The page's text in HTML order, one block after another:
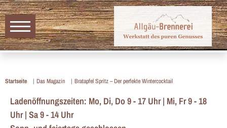
Startseite Das Magazin Bratapfel Spritz – Der perfekte Wintercocktail
Ladenöffnungszeiten: Mo, Di, Do 9 - 17 Uhr | Mi, Fr 9 - 18
Uhr | Sa 9 - 14 Uhr